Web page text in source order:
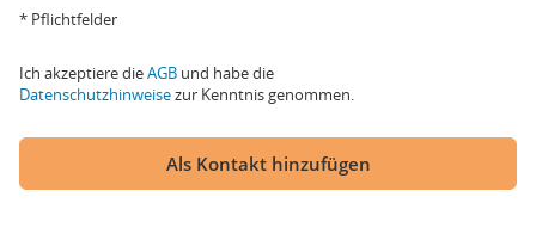
* Pflichtfelder
Ich akzeptiere dieAGB und habe die
Datenschutzhinweisezur Kenntnis genommen.
Als Kontakt hinzufügen